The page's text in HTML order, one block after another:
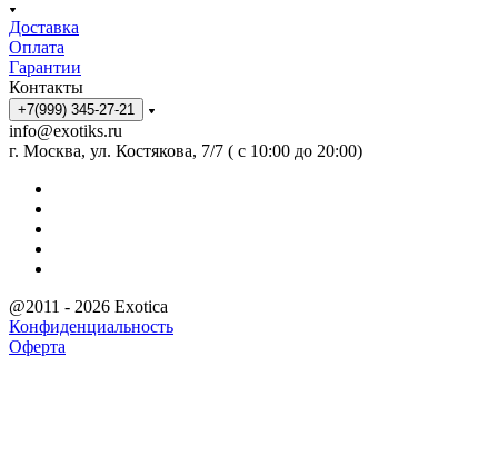
Доставка
Оплата
Гарантии
Контакты
+7(999) 345-27-21
info@exotiks.ru
г. Москва, ул. Костякова, 7/7 ( с 10:00 до 20:00)
@2011 - 2026 Exotica
Конфиденциальность
Оферта